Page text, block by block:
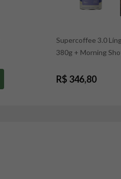
Supercoffee 3.0
380g + Morning
R$ 346,80